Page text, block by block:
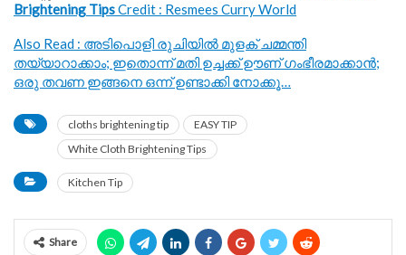
Brightening TipsCredit : Resmees Curry World
Also Read : അടിപൊളി രുചിയിൽ മുളക് ചമ്മന്തി
തയ്യാറാക്കാം; ഇതൊന്ന് മതി ഉച്ചക്ക് ഊണ് ഗംഭീരമാക്കാൻ;
ഒരു തവണ ഇങ്ങനെ ഒന്ന് ഉണ്ടാക്കി നോക്കൂ…
cloths brightening tip
EASY TIP
White Cloth Brightening Tips
Kitchen Tip
Share